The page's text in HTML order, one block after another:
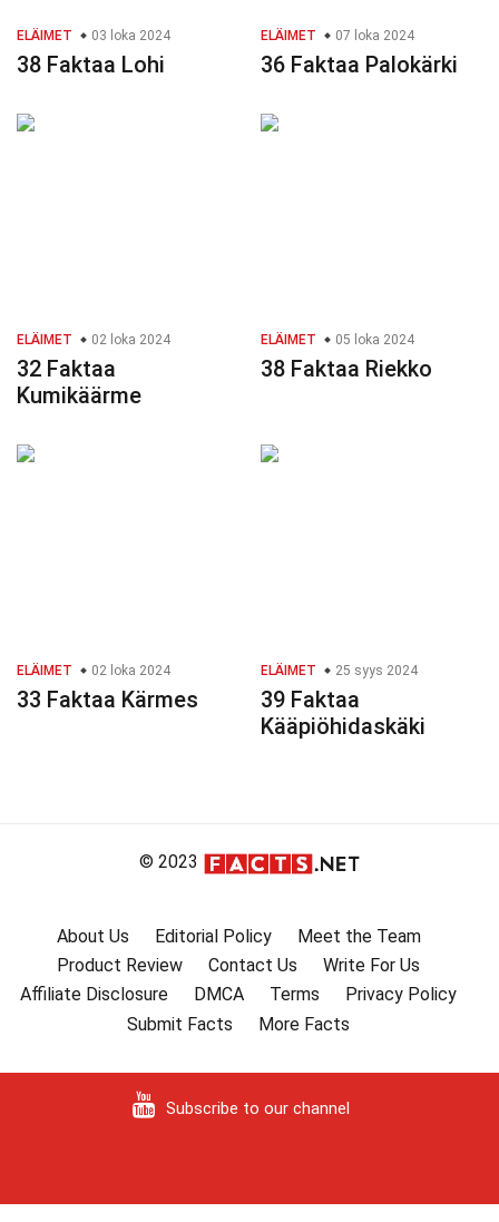
ELÄIMET 03 loka 2024
38 Faktaa Lohi
ELÄIMET 07 loka 2024
36 Faktaa Palokärki
ELÄIMET 02 loka 2024
32 Faktaa
Kumikäärme
ELÄIMET 05 loka 2024
38 Faktaa Riekko
ELÄIMET 02 loka 2024
33 Faktaa Kärmes
ELÄIMET 25 syys 2024
39 Faktaa
Kääpiöhidaskäki
© 2023
About Us Editorial Policy
Meet the Team
Product Review
Contact Us
Write For Us
Affiliate Disclosure
DMCA Terms
Privacy Policy
Submit Facts
More Facts
Subscribe to our channel